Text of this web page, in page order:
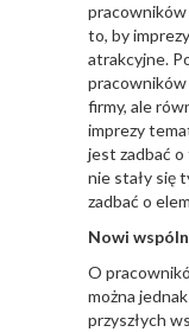
pracowników
to, by
atrakcyjne.
firmy, ale
imprezy
jest zadbać o
nie stały się
zadbać o
Nowi
O
można
przyszłych